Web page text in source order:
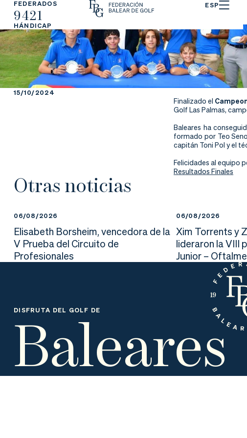
FEDERADOS
9421
HÁNDICAP
ESP
La
Fe
de
ra
Fe
de
ra
rs
Ju
ga
r
Ap
re
nd
er
Ac
tu
ali
da
Ti
da
15/10/2024
Finalizado el
Golf Las Palmas,
Baleares ha
formado por Teo
capitán Toni Pol y el
Felicidades al equipo
Resultados Finales
Otras noticias
06/08/2026
Elisabeth Borsheim, vencedora de la
V Prueba del Circuito de
Profesionales
06/08/2026
Xim Torrents y
lideraron la VIII
Junior –
DISFRUTA DEL GOLF DE
Baleares